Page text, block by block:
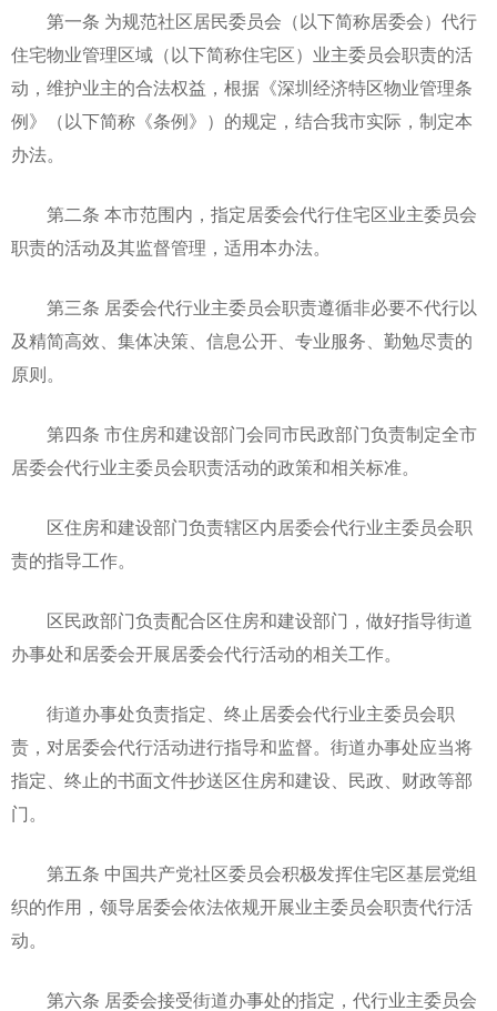
第一条 为规范社区居民委员会（以下简称居委会）代行
住宅物业管理区域（以下简称住宅区）业主委员会职责的活
动，维护业主的合法权益，根据《深圳经济特区物业管理条
例》（以下简称《条例》）的规定，结合我市实际，制定本
办法。
第二条 本市范围内，指定居委会代行住宅区业主委员会
职责的活动及其监督管理，适用本办法。
第三条 居委会代行业主委员会职责遵循非必要不代行以
及精简高效、集体决策、信息公开、专业服务、勤勉尽责的
原则。
第四条 市住房和建设部门会同市民政部门负责制定全市
居委会代行业主委员会职责活动的政策和相关标准。
区住房和建设部门负责辖区内居委会代行业主委员会职
责的指导工作。
区民政部门负责配合区住房和建设部门，做好指导街道
办事处和居委会开展居委会代行活动的相关工作。
街道办事处负责指定、终止居委会代行业主委员会职
责，对居委会代行活动进行指导和监督。街道办事处应当将
指定、终止的书面文件抄送区住房和建设、民政、财政等部
门。
第五条 中国共产党社区委员会积极发挥住宅区基层党组
织的作用，领导居委会依法依规开展业主委员会职责代行活
动。
第六条 居委会接受街道办事处的指定，代行业主委员会